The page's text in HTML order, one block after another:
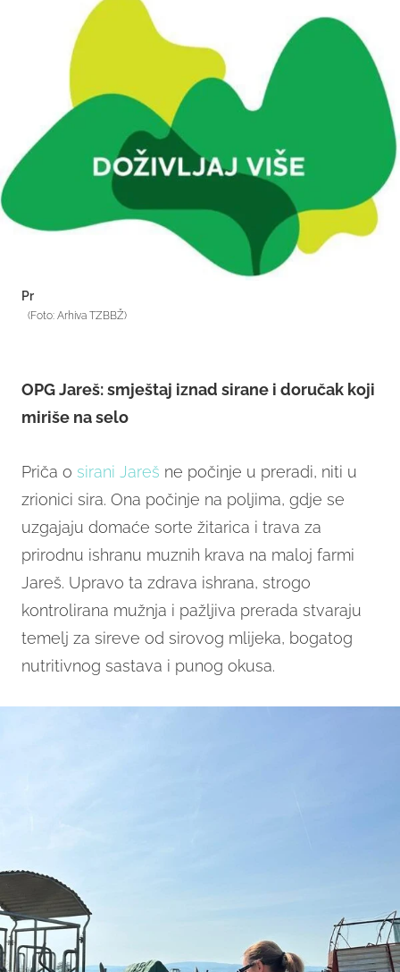
Pr
(Foto: Arhiva TZBBŽ)
OPG Jareš: smještaj iznad sirane i doručak koji
miriše na selo
Priča o sirani Jareš ne počinje u preradi, niti u
zrionici sira. Ona počinje na poljima, gdje se
uzgajaju domaće sorte žitarica i trava za
prirodnu ishranu muznih krava na maloj farmi
Jareš. Upravo ta zdrava ishrana, strogo
kontrolirana mužnja i pažljiva prerada stvaraju
temelj za sireve od sirovog mlijeka, bogatog
nutritivnog sastava i punog okusa.